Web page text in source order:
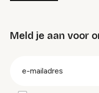
Meld je aan voor